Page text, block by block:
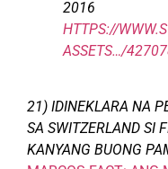
2016
HTTPS://
ASSETS…/
21) IDINEKLARA NA
SA SWITZERLAND SI
KANYANG BUONG